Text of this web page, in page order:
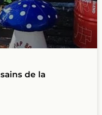
de la